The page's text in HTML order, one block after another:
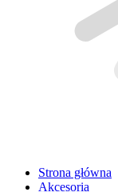
Strona główna
Akcesoria